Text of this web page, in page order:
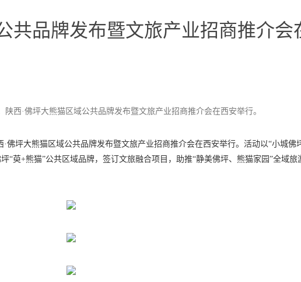
共品牌发布暨文旅产业招商推介会
西·佛坪大熊猫区域公共品牌发布暨文旅产业招商推介会在西安举行。
佛坪大熊猫区域公共品牌发布暨文旅产业招商推介会在西安举行。活动以“小城佛
“萸+熊猫”公共区域品牌，签订文旅融合项目，助推“静美佛坪、熊猫家园”全域旅